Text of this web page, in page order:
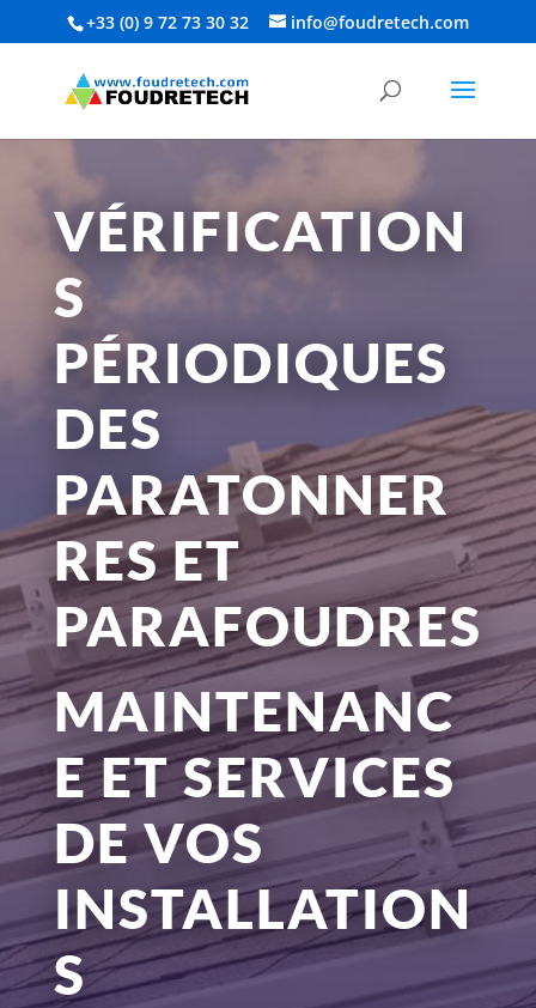
+33 (0) 9 72 73 30 32‬ info@foudretech.com
VÉRIFICATION
S
PÉRIODIQUES
DES
PARATONNER
RES ET
PARAFOUDRES
MAINTENANC
E ET SERVICES
DE VOS
INSTALLATION
S